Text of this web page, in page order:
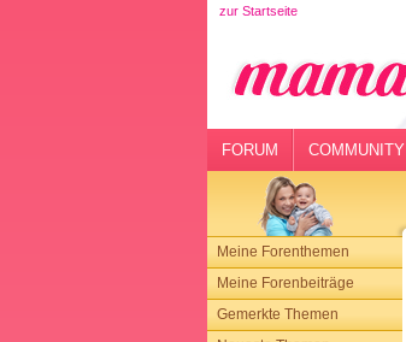
zur Startseite
FORUM COMMUNITY
Meine Forenthemen
Meine Forenbeiträge
Gemerkte Themen